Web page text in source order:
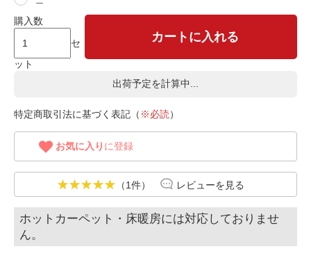
購入数
セ
ット
カートに入れる
出荷予定を計算中...
特定商取引法に基づく表記（ ※必読）
お気に入り に登録
（1件） レビューを見る
ホットカーペット・床暖房には対応しておりませ
ん。